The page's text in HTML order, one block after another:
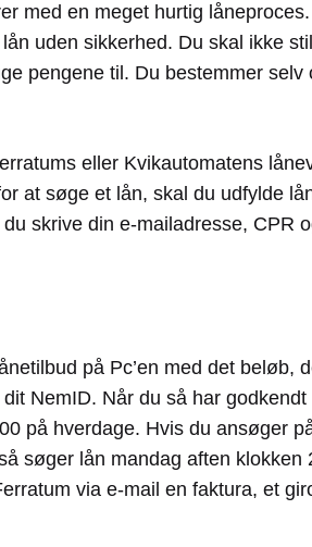
med en meget hurtig
uden sikkerhed. Du skal ikke
pengene til. Du bestemmer
eller Kvikautomatens
at søge et lån, skal du udfylde
skrive din e-mailadresse, CPR
på Pc’en med det
NemID. Når du så har
på hverdage. Hvis du ansøger
søger lån mandag aften
via e-mail en faktura, et